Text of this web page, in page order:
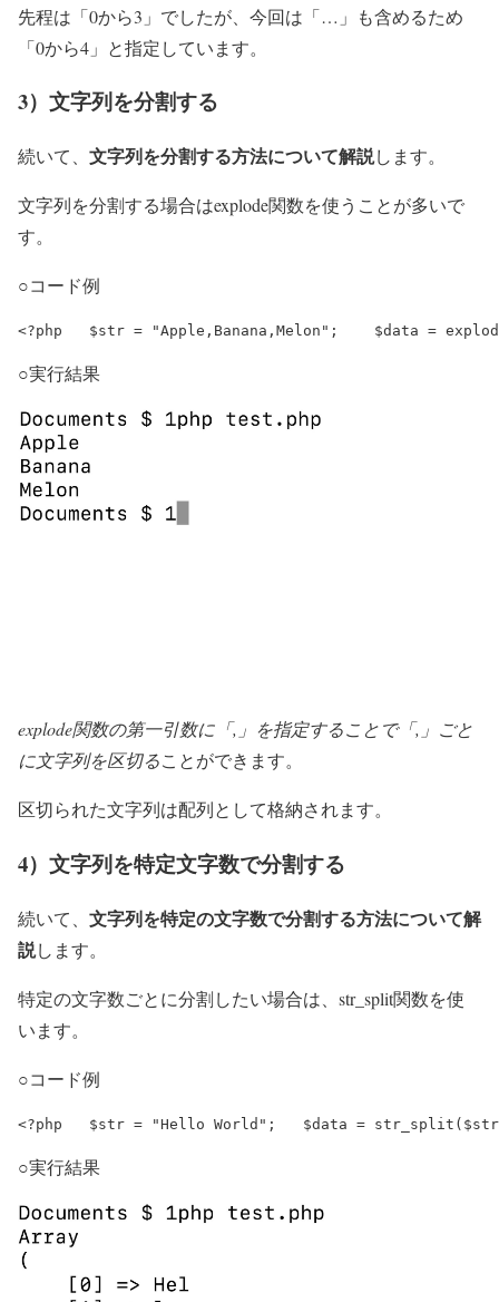
先程は「0から3」でしたが、今回は「…」も含めるため
「0から4」と指定しています。
3）文字列を分割する
続いて、 文字列を分割する方法について解説します。
文字列を分割する場合はexplode関数を使うことが多いで
す。
○コード例
○実行結果
explode関数の第一引数に「,」を指定することで「,」ごと
に文字列を区切ることができます。
区切られた文字列は配列として格納されます。
4）文字列を特定文字数で分割する
続いて、 文字列を特定の文字数で分割する方法について解
説します。
特定の文字数ごとに分割したい場合は、str_split関数を使
います。
○コード例
○実行結果